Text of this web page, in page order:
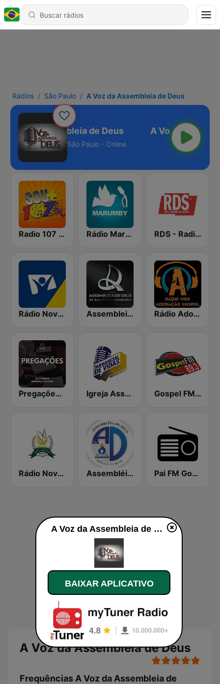
Rádios São Paulo A Voz da Assembleia de Deus
Voz da Assembleia de Deus
São Paulo - Online
Radio 107 FM Rádio Marumby 730 AM RDS - Radio Dimensione Suono
Rádio Novo Tempo - Maringá Assembleia de Deus Rádio Adoração Gospel
Pregações Web Rádio Igreja Assembleia de Deus Gospel FM 89.3
Rádio Novas de Paz Assembléia de Deus Pai FM Gospel
A Voz da Assembleia de Deus
Frequências A Voz da Assembleia de
A Voz da Assembleia de Deus ao vivo
BAIXAR APLICATIVO